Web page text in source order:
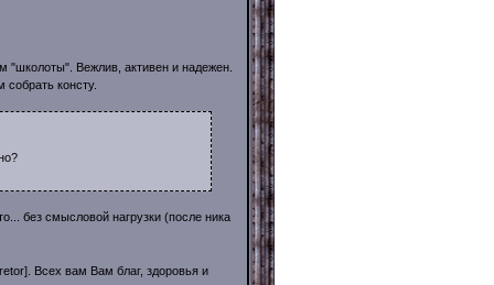
"школоты". Вежлив, активен и надежен.
консту.
без смысловой нагрузки (после ника
Всех вам Вам благ, здоровья и